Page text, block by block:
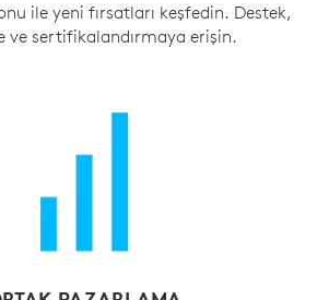
ile yeni fırsatları keşfedin. Destek,
ve sertifikalandırmaya erişin.